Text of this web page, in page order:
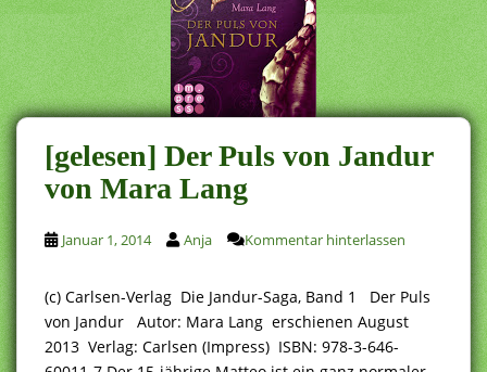
[gelesen] Der Puls von Jandur
von Mara Lang
Januar 1, 2014 Anja Kommentar hinterlassen
(c) Carlsen-Verlag Die Jandur-Saga, Band 1 Der Puls
von Jandur Autor: Mara Lang erschienen August
2013 Verlag: Carlsen (Impress) ISBN: 978-3-646-